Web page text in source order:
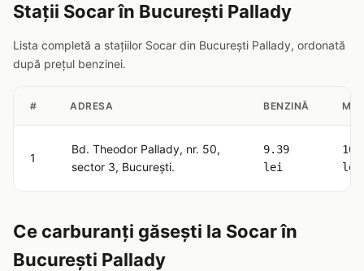
Stații Socar în București Pallady
Lista completă a stațiilor Socar din București Pallady, ordonată
după prețul benzinei.
# ADRESA BENZINĂ
1
Bd. Theodor Pallady, nr. 50,
sector 3, București.
9.39
lei
lei
Ce carburanți găsești la Socar în
București Pallady